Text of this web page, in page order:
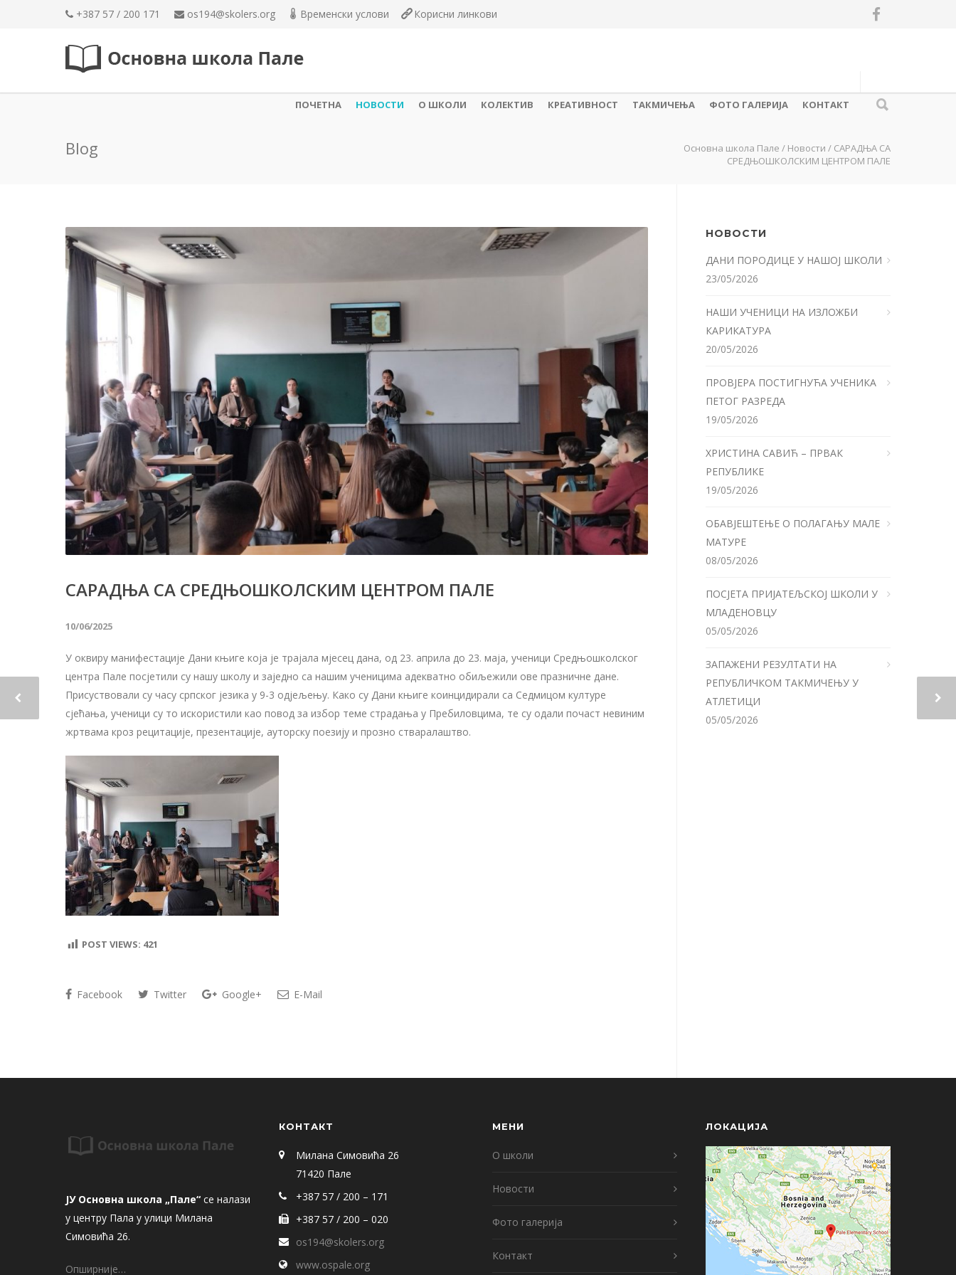
+387 57 / 200 171 os194@skolers.org Временски услови Корисни линкови
ПОЧЕТНА НОВОСТИ О ШКОЛИ КОЛЕКТИВ КРЕАТИВНОСТ ТАКМИЧЕЊА ФОТО ГАЛЕРИЈА КОНТАКТ
Blog Основна школа Пале / Новости / САРАДЊА СА
СРЕДЊОШКОЛСКИМ ЦЕНТРОМ ПАЛЕ
САРАДЊА СА СРЕДЊОШКОЛСКИМ ЦЕНТРОМ ПАЛЕ
10/06/2025
У оквиру манифестације Дани књиге која је трајала мјесец дана, од 23. априла до 23. маја, ученици Средњошколског
центра Пале посјетили су нашу школу и заједно са нашим ученицима адекватно обиљежили ове празничне дане.
Присуствовали су часу српског језика у 9-3 одјељењу. Како су Дани књиге коинцидирали са Седмицом културе
сјећања, ученици су то искористили као повод за избор теме страдања у Пребиловцима, те су одали почаст невиним
жртвама кроз рецитације, презентације, ауторску поезију и прозно стваралаштво.
POST VIEWS: 421
Facebook Twitter Google+ E-Mail
НОВОСТИ
ДАНИ ПОРОДИЦЕ У НАШОЈ ШКОЛИ
23/05/2026
НАШИ УЧЕНИЦИ НА ИЗЛОЖБИ
КАРИКАТУРА
20/05/2026
ПРОВЈЕРА ПОСТИГНУЋА УЧЕНИКА
ПЕТОГ РАЗРЕДА
19/05/2026
ХРИСТИНА САВИЋ – ПРВАК
РЕПУБЛИКЕ
19/05/2026
ОБАВЈЕШТЕЊЕ О ПОЛАГАЊУ МАЛЕ
МАТУРЕ
08/05/2026
ПОСЈЕТА ПРИЈАТЕЉСКОЈ ШКОЛИ У
МЛАДЕНОВЦУ
05/05/2026
ЗАПАЖЕНИ РЕЗУЛТАТИ НА
РЕПУБЛИЧКОМ ТАКМИЧЕЊУ У
АТЛЕТИЦИ
05/05/2026
ЈУ Основна школа „Пале“ се налази
у центру Пала у улици Милана
Симовића 26.
Опширније…
КОНТАКТ
Милана Симовића 26
71420 Пале
+387 57 / 200 – 171
+387 57 / 200 – 020
os194@skolers.org
www.ospale.org
МЕНИ
О школи
Новости
Фото галерија
Контакт
ЛОКАЦИЈА